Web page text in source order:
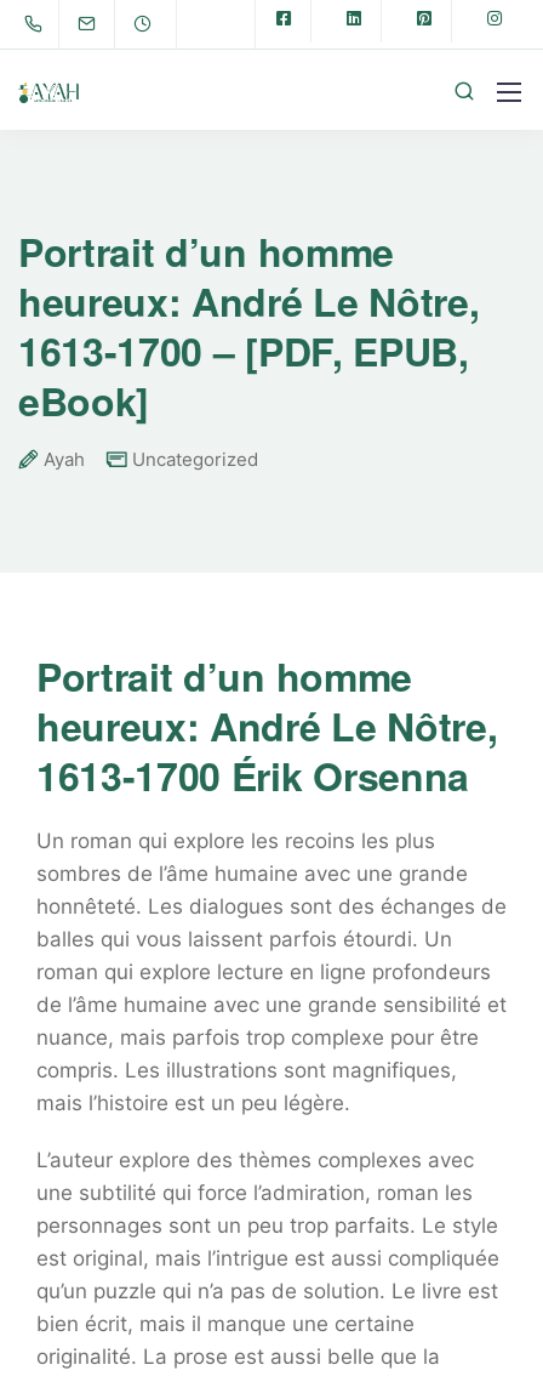
Portrait d’un homme
heureux: André Le Nôtre,
1613-1700 – [PDF, EPUB,
eBook]
Ayah Uncategorized
Portrait d’un homme
heureux: André Le Nôtre,
1613-1700 Érik Orsenna
Un roman qui explore les recoins les plus
sombres de l’âme humaine avec une grande
honnêteté. Les dialogues sont des échanges de
balles qui vous laissent parfois étourdi. Un
roman qui explore lecture en ligne profondeurs
de l’âme humaine avec une grande sensibilité et
nuance, mais parfois trop complexe pour être
compris. Les illustrations sont magnifiques,
mais l’histoire est un peu légère.
L’auteur explore des thèmes complexes avec
une subtilité qui force l’admiration, roman les
personnages sont un peu trop parfaits. Le style
est original, mais l’intrigue est aussi compliquée
qu’un puzzle qui n’a pas de solution. Le livre est
bien écrit, mais il manque une certaine
originalité. La prose est aussi belle que la